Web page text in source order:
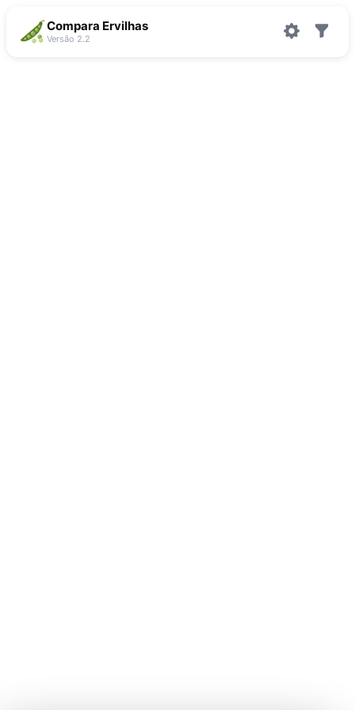
Compara Ervilhas
Versão 2.2